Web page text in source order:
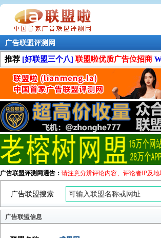
广告联盟评测网
推荐 [好联盟三个八] 联盟啦优质广告位招商
广告联盟评测网通告： 请注意分辨评论内容、评论者IP及地
广告联盟搜索
广告联盟信息